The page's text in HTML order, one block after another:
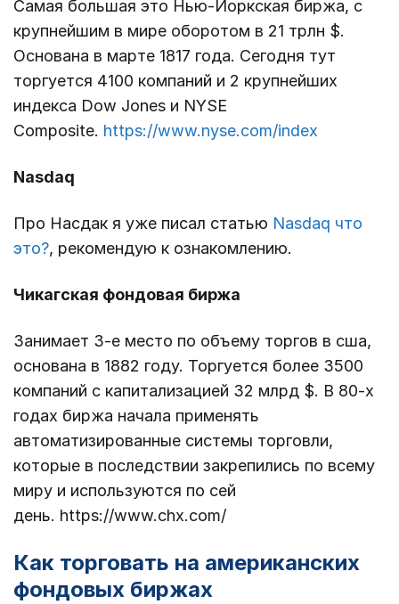
Самая большая это Нью-Йоркская биржа, с
крупнейшим в мире оборотом в 21 трлн $.
Основана в марте 1817 года. Сегодня тут
торгуется 4100 компаний и 2 крупнейших
индекса Dow Jones и NYSE
Composite. https://www.nyse.com/index
Nasdaq
Про Насдак я уже писал статью Nasdaq что
это?, рекомендую к ознакомлению.
Чикагская фондовая биржа
Занимает 3-е место по объему торгов в сша,
основана в 1882 году. Торгуется более 3500
компаний c капитализацией 32 млрд $. В 80-х
годах биржа начала применять
автоматизированные системы торговли,
которые в последствии закрепились по всему
миру и используются по сей
день. https://www.chx.com/
Как торговать на американских
фондовых биржах